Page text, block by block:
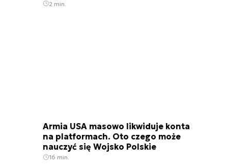
2 min.
Armia USA masowo likwiduje konta
na platformach. Oto czego może
nauczyć się Wojsko Polskie
16 min.